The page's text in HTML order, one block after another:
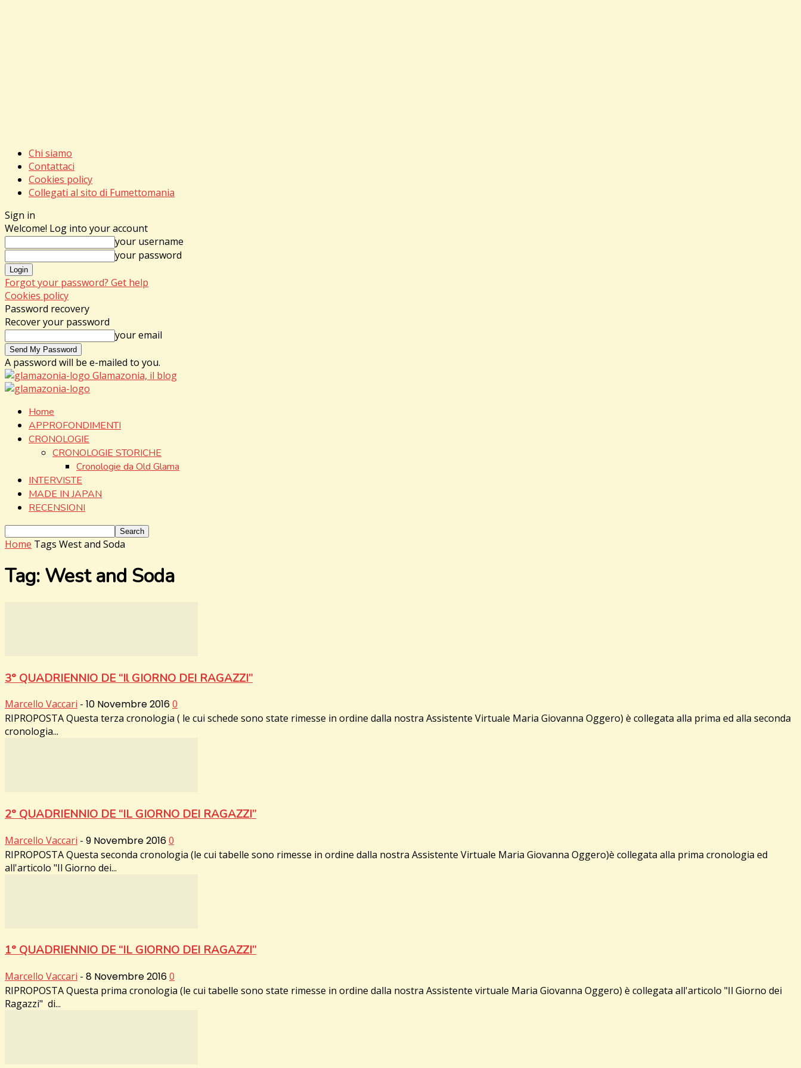
Chi siamo
Contattaci
Cookies policy
Collegati al sito di Fumettomania
Sign in
Welcome! Log into your account
your username
your password
Forgot your password? Get help
Cookies policy
Password recovery
Recover your password
your email
A password will be e-mailed to you.
Glamazonia, il blog
Home
APPROFONDIMENTI
CRONOLOGIE
CRONOLOGIE STORICHE
Cronologie da Old Glama
INTERVISTE
MADE IN JAPAN
RECENSIONI
Home Tags West and Soda
Tag: West and Soda
3° QUADRIENNIO DE “Il GIORNO DEI RAGAZZI”
Marcello Vaccari - 10 Novembre 20160
RIPROPOSTA Questa terza cronologia ( le cui schede sono state rimesse in ordine dalla nostra Assistente Virtuale Maria Giovanna Oggero) è collegata alla prima ed alla seconda
cronologia...
2° QUADRIENNIO DE “IL GIORNO DEI RAGAZZI”
Marcello Vaccari - 9 Novembre 20160
RIPROPOSTA Questa seconda cronologia (le cui tabelle sono rimesse in ordine dalla nostra Assistente Virtuale Maria Giovanna Oggero)è collegata alla prima cronologia ed
all'articolo "Il Giorno dei...
1° QUADRIENNIO DE “IL GIORNO DEI RAGAZZI”
Marcello Vaccari - 8 Novembre 20160
RIPROPOSTA Questa prima cronologia (le cui tabelle sono state rimesse in ordine dalla nostra Assistente virtuale Maria Giovanna Oggero) è collegata all'articolo "Il Giorno dei
Ragazzi" di...